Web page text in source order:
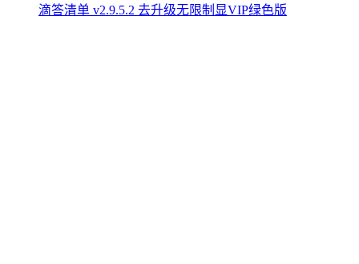
滴答清单 v2.9.5.2 去升级无限制显VIP绿色版